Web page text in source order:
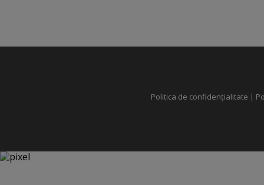
Politica de confidențialitate |